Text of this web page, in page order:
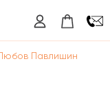
Павлишин